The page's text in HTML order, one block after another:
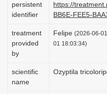
i
persistent
identifier
https://
BB6E-FEE5-
treatment
provided
by
Felipe (2026-06-
01 18:03:34)
scientific
name
Ozyptila